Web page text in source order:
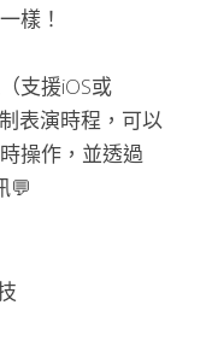
樣！
支援iOS或
表演時程，可以
操作，並透過
💬